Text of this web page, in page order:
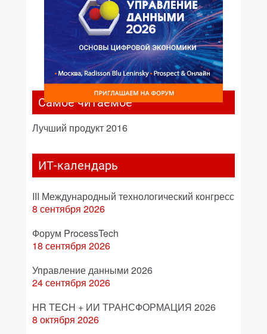
Самое читаемое
Лучший продукт 2016
ИТ-календарь
III Международный технологический конгресс
8 сентября 2026
Форум ProcessTech
18 сентября 2026
Управление данными 2026
24 сентября 2026
HR TECH + ИИ ТРАНСФОРМАЦИЯ 2026
8 октября 2026